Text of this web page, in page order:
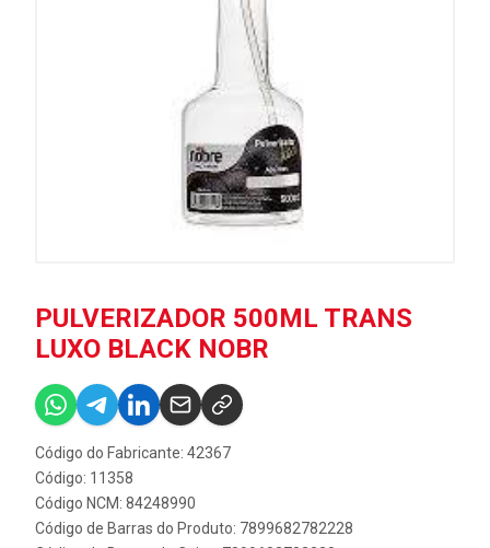
PULVERIZADOR 500ML TRANS
LUXO BLACK NOBR
Código do Fabricante: 42367
Código: 11358
Código NCM: 84248990
Código de Barras do Produto: 7899682782228